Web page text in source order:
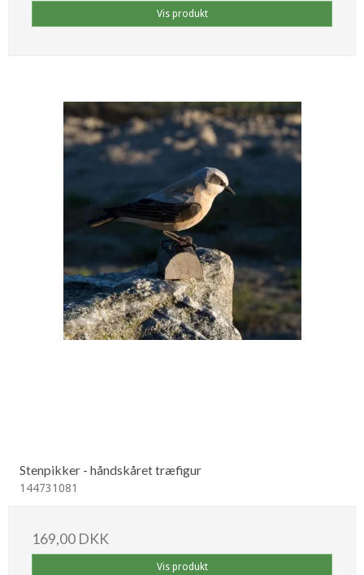
Vis produkt
Stenpikker - håndskåret træfigur
144731081
169,00 DKK
Vis produkt